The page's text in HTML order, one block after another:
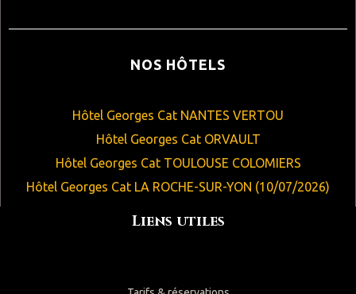
NOS HÔTELS
Hôtel Georges Cat NANTES VERTOU
Hôtel Georges Cat ORVAULT
Hôtel Georges Cat TOULOUSE COLOMIERS
Hôtel Georges Cat LA ROCHE-SUR-YON (10/07/2026)
Liens utiles